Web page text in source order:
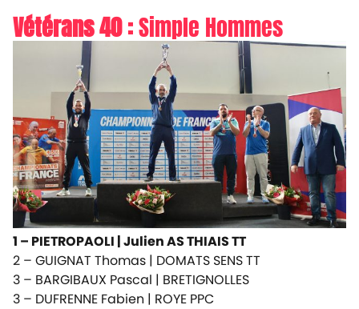
Vétérans 40 :Simple Hommes
1 – PIETROPAOLI |Julien AS THIAIS TT
2 – GUIGNAT Thomas | DOMATS SENS TT
3 – BARGIBAUX Pascal | BRETIGNOLLES
3 – DUFRENNE Fabien | ROYE PPC